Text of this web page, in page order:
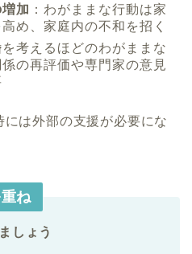
加 ：わがままな行動は家
め、家庭内の不和を招く
を考えるほどのわがままな
の再評価や専門家の意見
は外部の支援が必要にな
ね
しょう